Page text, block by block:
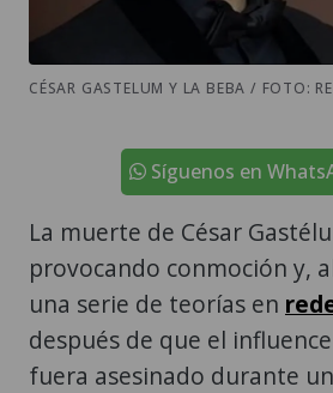
CÉSAR GASTELUM Y LA BEBA / FOTO:
Síguenos en
La muerte de César
provocando conmoción y,
una serie de teorías en
después de que el
fuera asesinado durante